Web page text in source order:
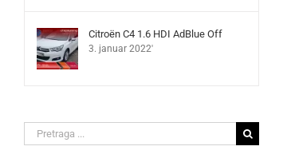
Citroën C4 1.6 HDI AdBlue Off
3. januar 2022'
Search
for: